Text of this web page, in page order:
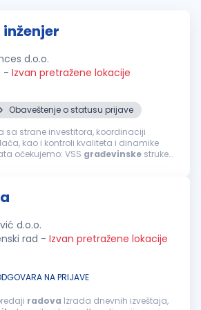
d.o.o.
- Izvan pretražene lokacije
Obaveštenje o statusu prijave
sa strane investitora, koordinaciji
kao i kontroli kvaliteta i dinamike
. Od kandidata očekujemo: VSS građevinske struke
d.o.o.
rad - Izvan pretražene lokacije
NA PRIJAVE
radova Izrada dnevnih izveštaja,